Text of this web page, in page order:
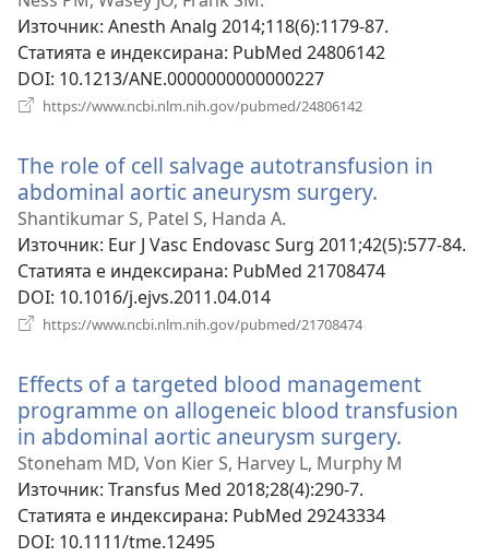
Източник‎: Anesth Analg 2014;118(6):1179-87.
Статията е индексирана‎: PubMed 24806142
DOI‎: 10.1213/ANE.0000000000000227
https://www.ncbi.nlm.nih.gov/pubmed/24806142
The role of cell salvage autotransfusion in
abdominal aortic aneurysm surgery.
прозорец)
Shantikumar S, Patel S, Handa A.
Източник‎: Eur J Vasc Endovasc Surg 2011;42(5):577-84.
Статията е индексирана‎: PubMed 21708474
DOI‎: 10.1016/j.ejvs.2011.04.014
https://www.ncbi.nlm.nih.gov/pubmed/21708474
Effects of a targeted blood management
programme on allogeneic blood transfusion
in abdominal aortic aneurysm surgery.
Stoneham MD, Von Kier S, Harvey L, Murphy M
Източник‎: Transfus Med 2018;28(4):290-7.
Статията е индексирана‎: PubMed 29243334
DOI‎: 10.1111/tme.12495